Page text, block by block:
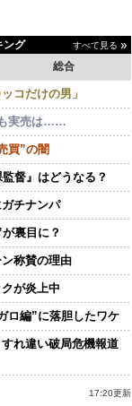
ング すべて見る
総合
コだけの男」
実売は……
買”の闇
督』はどうなる？
チナンパ
裏目に？
称賛の理由
クが炎上中
ロ編”に落胆したワケ
れ違い破局危機報道
17:20更新